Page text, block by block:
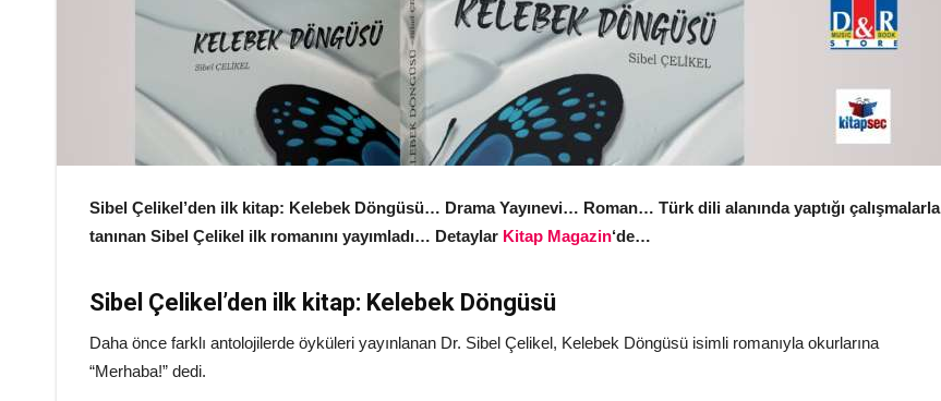
Sibel Çelikel’den ilk kitap: Kelebek Döngüsü… Drama Yayınevi… Roman… Türk dili alanında yaptığı çalışmalarla
tanınan Sibel Çelikel ilk romanını yayımladı… Detaylar Kitap Magazin‘de…
Sibel Çelikel’den ilk kitap: Kelebek Döngüsü
Daha önce farklı antolojilerde öyküleri yayınlanan Dr. Sibel Çelikel, Kelebek Döngüsü isimli romanıyla okurlarına
“Merhaba!” dedi.